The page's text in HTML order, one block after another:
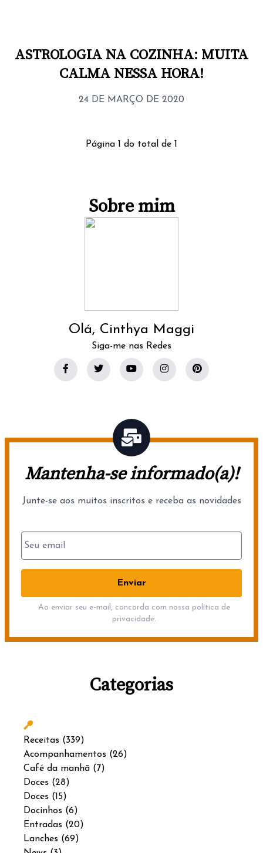
ASTROLOGIA NA COZINHA: MUITA
CALMA NESSA HORA!
24 DE MARÇO DE 2020
Página 1 do total de 1
Sobre mim
Olá, Cinthya Maggi
Siga-me nas Redes
Mantenha-se informado(a)!
Junte-se aos muitos inscritos e receba as novidades
Ao enviar seu e-mail, concorda com nossa política de
privacidade.
Categorias
Receitas (339)
Acompanhamentos (26)
Café da manhã (7)
Doces (28)
Doces (15)
Docinhos (6)
Entradas (20)
Lanches (69)